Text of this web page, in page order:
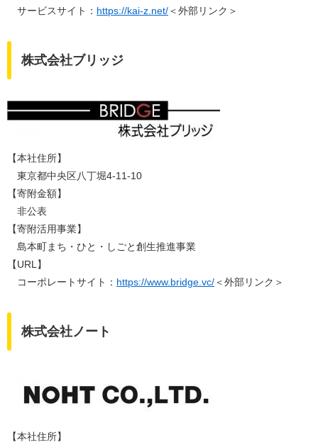
サービスサイト： https://kai-z.net/＜外部リンク＞
株式会社ブリッジ
【本社住所】
東京都中央区八丁堀4-11-10
【寄附金額】
非公表
【寄附活用事業】
島本町まち・ひと・しごと創生推進事業​
​【URL】
コーポレートサイト： https://www.bridge.vc/＜外部リンク＞
株式会社ノート
【本社住所】